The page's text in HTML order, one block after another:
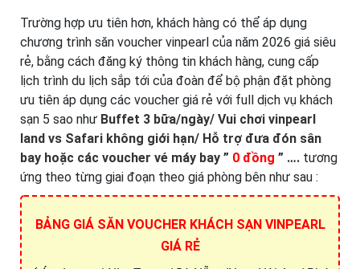
Trường hợp ưu tiên hơn, khách hàng có thể áp dụng
chương trình săn voucher vinpearl của năm 2026 giá siêu
rẻ, bằng cách đăng ký thông tin khách hàng, cung cấp
lịch trình du lịch sắp tới của đoàn để bộ phận đặt phòng
ưu tiên áp dụng các voucher giá rẻ với full dịch vụ khách
sạn 5 sao như Buffet 3 bữa/ngày/ Vui chơi vinpearl
land vs Safari không giới hạn/ Hỗ trợ đưa đón sân
bay hoặc các voucher vé máy bay ” 0 đồng ” …. tương
ứng theo từng giai đoạn theo giá phòng bên như sau :
BẢNG GIÁ SĂN VOUCHER KHÁCH SẠN VINPEARL
GIÁ RẺ